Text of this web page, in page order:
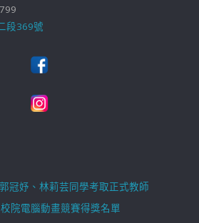
段369號
冠妤、林莉芸同學考取正式教師
院電腦動畫競賽得獎名單